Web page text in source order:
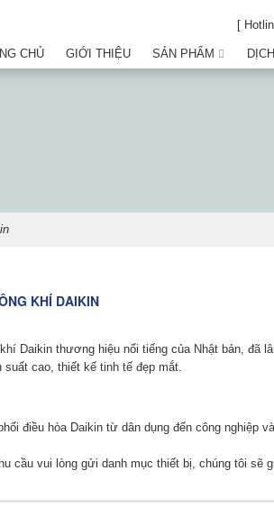
[
CHỦ GIỚI THIỆU SẢN PHẨM
KHÍ DAIKIN
Daikin thương hiệu nổi tiếng của Nhật bản, đã
suất cao, thiết kế tinh tế đẹp mắt.
điều hòa Daikin từ dân dụng đến công nghiệp
cầu vui lòng gửi danh mục thiết bị, chúng tôi sẽ